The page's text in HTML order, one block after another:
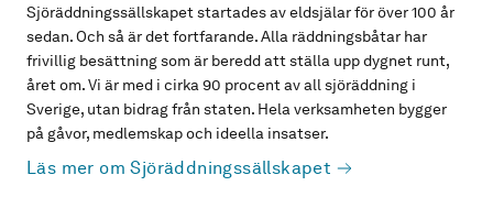
Sjöräddningssällskapet startades av eldsjälar för över 100 år
sedan. Och så är det fortfarande. Alla räddningsbåtar har
frivillig besättning som är beredd att ställa upp dygnet runt,
året om. Vi är med i cirka 90 procent av all sjöräddning i
Sverige, utan bidrag från staten. Hela verksamheten bygger
på gåvor, medlemskap och ideella insatser.
Läs mer om Sjöräddningssällskapet